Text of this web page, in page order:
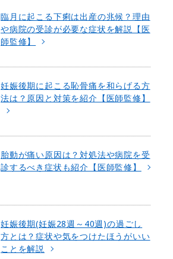
臨月に起こる下痢は出産の兆候？理由
や病院の受診が必要な症状を解説【医
師監修】
妊娠後期に起こる恥骨痛を和らげる方
法は？原因と対策を紹介【医師監修】
胎動が痛い原因は？対処法や病院を受
診するべき症状も紹介【医師監修】
妊娠後期(妊娠28週～40週)の過ごし
方とは？症状や気をつけたほうがいい
ことを解説